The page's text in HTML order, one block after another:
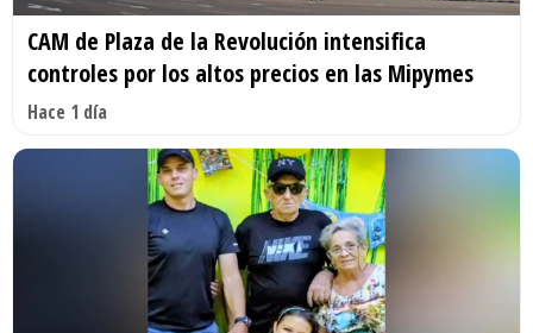
CAM de Plaza de la Revolución intensifica
controles por los altos precios en las Mipymes
Hace 1 día